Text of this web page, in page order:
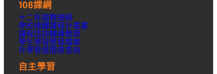
108課綱
十二年國教總綱
學校總體課程計畫書
課程諮詢輔導教師
學生學習歷程檔案
升學管道簡章查詢
自主學習